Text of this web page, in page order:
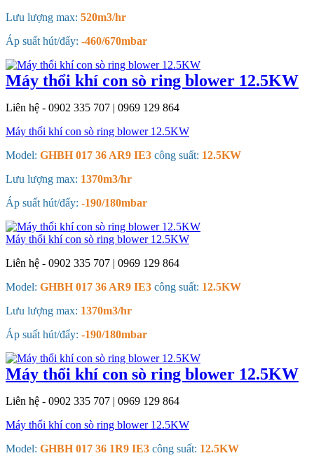
Lưu lượng max: 520m3/hr
Áp suất hút/đẩy: -460/670mbar
Máy thổi khí con sò ring blower 12.5KW
Liên hệ - 0902 335 707 | 0969 129 864
Máy thổi khí con sò ring blower 12.5KW
Model: GHBH 017 36 AR9 IE3 công suất: 12.5KW
Lưu lượng max: 1370m3/hr
Áp suất hút/đẩy: -190/180mbar
Máy thổi khí con sò ring blower 12.5KW
Liên hệ - 0902 335 707 | 0969 129 864
Model: GHBH 017 36 AR9 IE3 công suất: 12.5KW
Lưu lượng max: 1370m3/hr
Áp suất hút/đẩy: -190/180mbar
Máy thổi khí con sò ring blower 12.5KW
Liên hệ - 0902 335 707 | 0969 129 864
Máy thổi khí con sò ring blower 12.5KW
Model: GHBH 017 36 1R9 IE3 công suất: 12.5KW